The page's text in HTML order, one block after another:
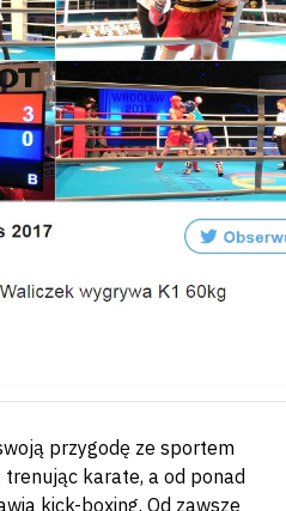
przygodę ze sportem
karate, a od ponad
kick-boxing. Od zawsze